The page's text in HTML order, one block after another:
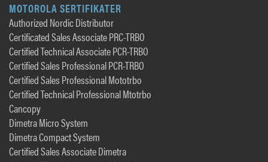
MOTOROLA SERTIFIKATER
Authorized Nordic Distributor
Certificated Sales Associate PRC-TRBO
Certified Technical Associate PCR-TRBO
Certified Sales Professional PCR-TRBO
Certified Sales Professional Mototrbo
Certified Technical Professional Mtotrbo
Cancopy
Dimetra Micro System
Dimetra Compact System
Certified Sales Associate Dimetra